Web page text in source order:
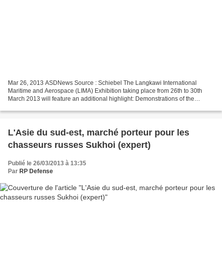
Mar 26, 2013 ASDNews Source : Schiebel The Langkawi International
Maritime and Aerospace (LIMA) Exhibition taking place from 26th to 30th
March 2013 will feature an additional highlight: Demonstrations of the
L'Asie du sud-est, marché porteur pour les
chasseurs russes Sukhoi (expert)
Publié le 26/03/2013 à 13:35
Par RP Defense